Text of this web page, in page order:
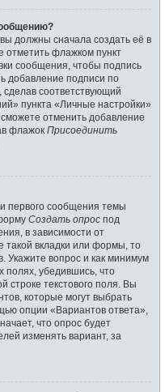
должны сначала создать её в
отметить флажком пункт
сообщения, чтобы подпись
добавление подписи по
соответствующий
пункта «Личные настройки»
отменить добавление
флажок Присоединить
первого сообщения темы
Создать опрос под
в зависимости от
такой вкладки или формы, то
Укажите вопрос и как минимум
полях, убедившись, что
строке текстового поля. Вы
которые могут выбрать
опции «Вариантов ответа»,
что опрос будет
изменять вариант, за